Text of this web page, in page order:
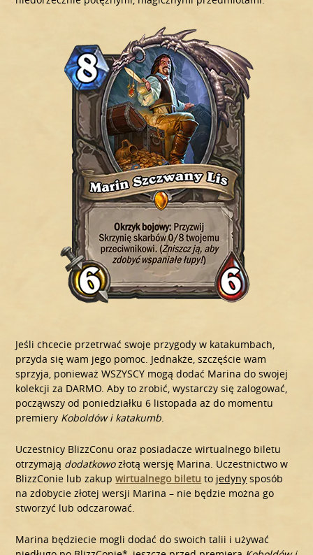
Jeśli chcecie przetrwać swoje przygody w katakumbach,
przyda się wam jego pomoc. Jednakże, szczęście wam
sprzyja, ponieważ WSZYSCY mogą dodać Marina do swojej
kolekcji za DARMO. Aby to zrobić, wystarczy się zalogować,
począwszy od poniedziałku 6 listopada aż do momentu
premiery Koboldów i katakumb.
Uczestnicy BlizzConu oraz posiadacze wirtualnego biletu
otrzymają dodatkowozłotą wersję Marina. Uczestnictwo w
BlizzConie lub zakupwirtualnego biletu to jedyny sposób
na zdobycie złotej wersji Marina – nie będzie można go
stworzyć lub odczarować.
Marina będziecie mogli dodać do swoich talii i używać